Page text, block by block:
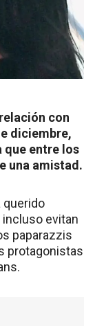
con
diciembre,
que entre los
una amistad.
querido
evitan
paparazzis
protagonistas